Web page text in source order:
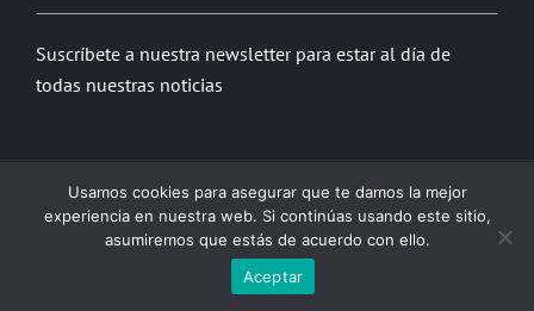
Suscríbete a nuestra newsletter para estar al día de
todas nuestras noticias
Política de Privacidad Política de Cookies Contacto
Usamos cookies para asegurar que te damos la mejor
experiencia en nuestra web. Si continúas usando este sitio,
asumiremos que estás de acuerdo con ello.
Aceptar